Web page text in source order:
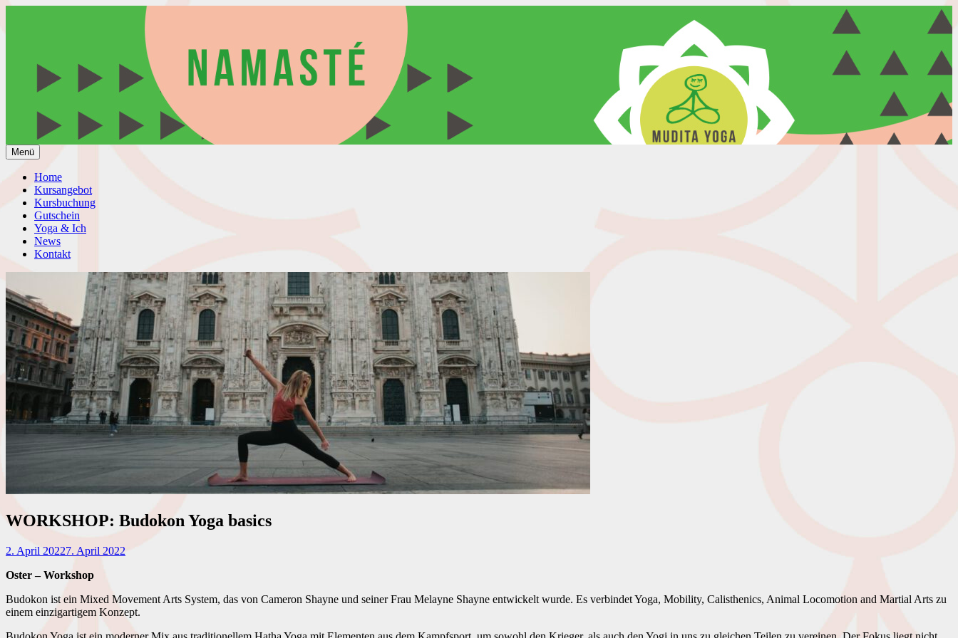
Mudita Yoga Straubing
Yoga Kurse mit Simone Martin
Menü
Home
Kursangebot
Kursbuchung
Gutschein
Yoga & Ich
News
Kontakt
WORKSHOP: Budokon Yoga basics
2. April 20227. April 2022
Oster – Workshop
Budokon ist ein Mixed Movement Arts System, das von Cameron Shayne und seiner Frau Melayne Shayne entwickelt wurde. Es verbindet Yoga, Mobility, Calisthenics, Animal Locomotion and Martial Arts zu
einem einzigartigem Konzept.